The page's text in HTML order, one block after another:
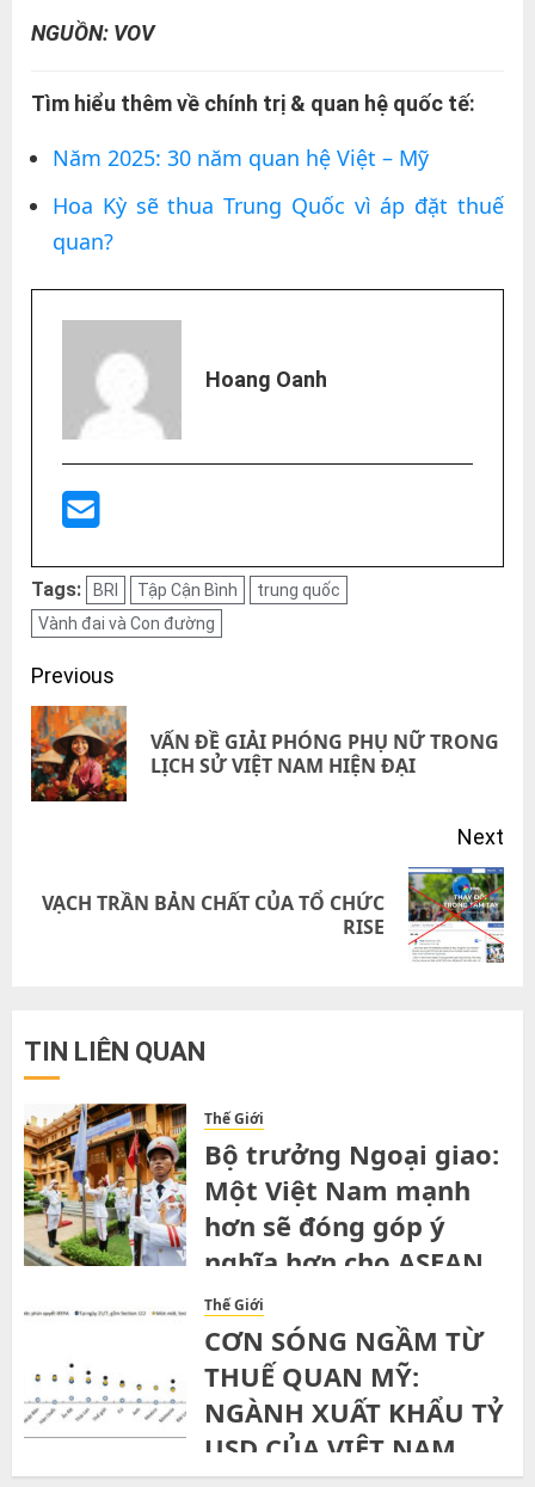
NGUỒN: VOV
Tìm hiểu thêm về chính trị & quan hệ quốc tế:
Năm 2025: 30 năm quan hệ Việt – Mỹ
Hoa Kỳ sẽ thua Trung Quốc vì áp đặt thuế
quan?
Hoang Oanh
Tags: BRI Tập Cận Bình
trung quốc
Vành đai và Con đường
Post
navigation
Previous
VẤN ĐỀ GIẢI PHÓNG PHỤ NỮ TRONG
LỊCH SỬ VIỆT NAM HIỆN ĐẠI
Next
Next
VẠCH TRẦN BẢN CHẤT CỦA TỔ CHỨC
RISE
TIN LIÊN QUAN
Thế Giới
Bộ trưởng Ngoại giao:
Một Việt Nam mạnh
hơn sẽ đóng góp ý
nghĩa hơn cho ASEAN
SATURDAY, 1ST AUGUST, 2026
Thế Giới
CƠN SÓNG NGẦM TỪ
THUẾ QUAN MỸ:
NGÀNH XUẤT KHẨU TỶ
USD CỦA VIỆT NAM